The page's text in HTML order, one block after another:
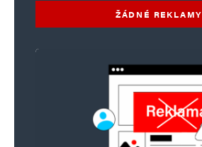
ŽÁDNÉ REKLAMY